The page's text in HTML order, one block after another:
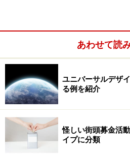
単行本もじわじわと人気を呼び、
の3万部を売り上げています。
これは、南米のアンデス地方
です。そこに住む先住民族の友
あわせて読
ユニバーサルデザ
る例を紹介
怪しい街頭募金活
イプに分類